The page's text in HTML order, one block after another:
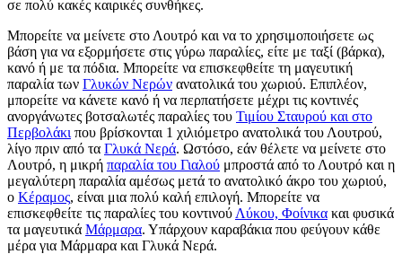
σε πολύ κακές καιρικές συνθήκες.
Μπορείτε να μείνετε στο Λουτρό και να το χρησιμοποιήσετε ως
βάση για να εξορμήσετε στις γύρω παραλίες, είτε με ταξί (βάρκα),
κανό ή με τα πόδια. Μπορείτε να επισκεφθείτε τη μαγευτική
παραλία των Γλυκών Νερών ανατολικά του χωριού. Επιπλέον,
μπορείτε να κάνετε κανό ή να περπατήσετε μέχρι τις κοντινές
ανοργάνωτες βοτσαλωτές παραλίες του Τιμίου Σταυρού και στο
Περβολάκι που βρίσκονται 1 χιλιόμετρο ανατολικά του Λουτρού,
λίγο πριν από τα Γλυκά Νερά. Ωστόσο, εάν θέλετε να μείνετε στο
Λουτρό, η μικρή παραλία του Γιαλού μπροστά από το Λουτρό και η
μεγαλύτερη παραλία αμέσως μετά το ανατολικό άκρο του χωριού,
ο Κέραμος, είναι μια πολύ καλή επιλογή. Μπορείτε να
επισκεφθείτε τις παραλίες του κοντινού Λύκου, Φοίνικα και φυσικά
τα μαγευτικά Μάρμαρα. Υπάρχουν καραβάκια που φεύγουν κάθε
μέρα για Μάρμαρα και Γλυκά Νερά.